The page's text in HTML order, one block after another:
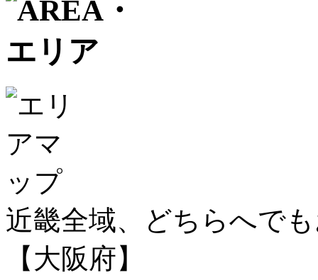
近畿全域、どちらへで
【大阪府】